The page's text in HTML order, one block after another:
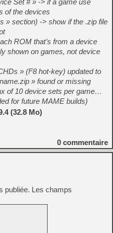
Set # » -> if a game use
of the devices
» section) -> show if the .zip file
ROM that’s from a device
shown on games, not device
» (F8 hot-key) updated to
» found or missing
of 10 device sets per game…
for future MAME builds)
(32.8 Mo)
0 commentaire
publiée. Les champs